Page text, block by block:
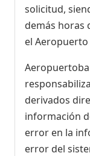
solicitud,
demás horas
el Aeropuerto
derivados
información
error en la
error del